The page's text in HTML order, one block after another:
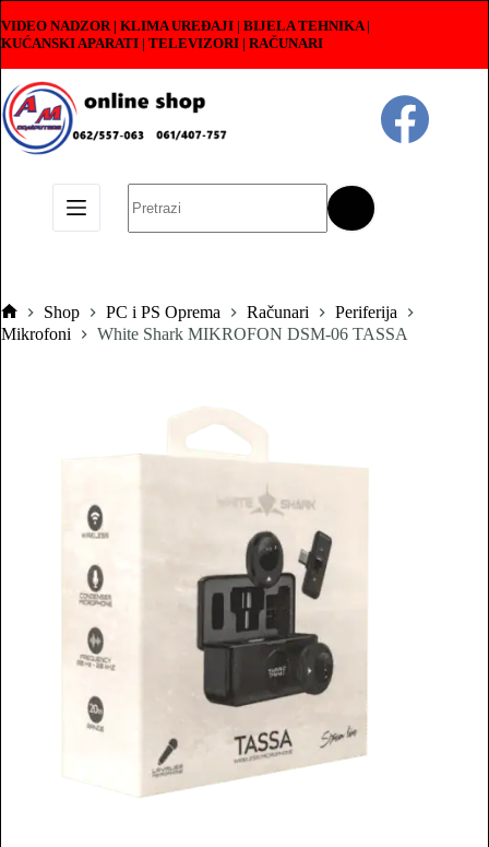
to
content
VIDEO NADZOR | KLIMA UREĐAJI | BIJELA TEHNIKA |
KUĆANSKI APARATI | TELEVIZORI | RAČUNARI
results
Pocetna
Shop PC i PS Oprema Računari
Periferija
Mikrofoni
White Shark MIKROFON DSM-06 TASSA